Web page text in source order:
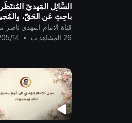
السَّائِل المَهديّ
باحِثٍ عَن الحَقّ،
الله الواحِد القَهَّار ..
26 المشاهدات
•
14